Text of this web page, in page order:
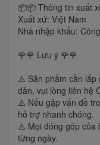
📦📦 Thông tin xuất
Xuất xứ: Việt Nam
Nhà nhập khẩu:
🌹🌹 Lưu ý 🌹🌹
⚠️ Sản phẩm cần lắp
dẫn, vui lòng liên hệ
⚠️ Nếu gặp vấn đề
hỗ trợ nhanh chóng.
⚠️ Mọi đóng góp của
từng ngày.